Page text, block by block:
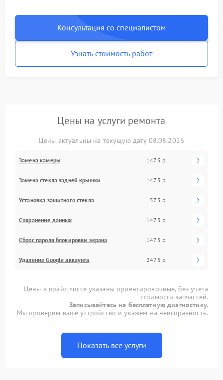
Консультация со специалистом
Узнать стоимость работ
Цены на услуги ремонта
Цены актуальны на текущую дату 08.08.2026
Замена камеры 1475 р
Замена стекла задней крышки 1475 р
Установка защитного стекла 575 р
Сохранение данных 1475 р
Сброс пароля блокировки экрана 1475 р
Удаление Google аккаунта 2475 р
Цены в прайс-листе указаны ориентировочные, без учета
стоимости запчастей.
Записывайтесь на бесплатную диагностику.
Мы проверим ваше устройство и укажем на неисправность.
Показать все услуги